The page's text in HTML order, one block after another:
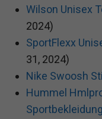
Wilson Unisex
2024)
SportFlexx
31, 2024)
Nike Swoosh
Hummel
Sportbekleidung